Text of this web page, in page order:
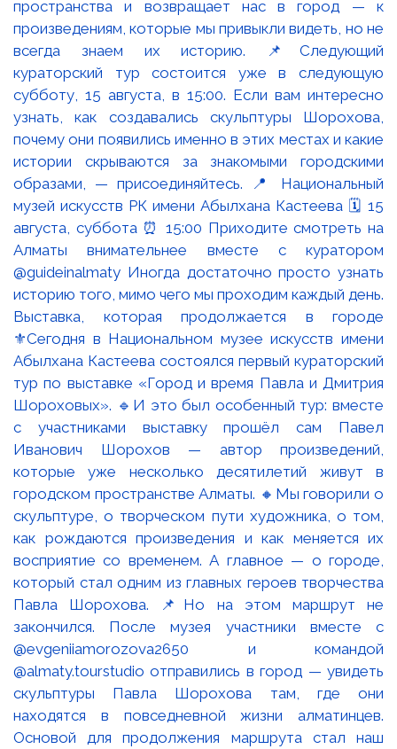
Выставка, которая продолжается в городе
⚜️Сегодня в Национальном музее искусств имени
Абылхана Кастеева состоялся первый кураторский
тур по выставке «Город и время Павла и Дмитрия
Шороховых». 🔹И это был особенный тур: вместе
с участниками выставку прошёл сам Павел
Иванович Шорохов — автор произведений,
которые уже несколько десятилетий живут в
городском пространстве Алматы. 🔸Мы говорили о
скульптуре, о творческом пути художника, о том,
как рождаются произведения и как меняется их
восприятие со временем. А главное — о городе,
который стал одним из главных героев творчества
Павла Шорохова. 📌Но на этом маршрут не
закончился. После музея участники вместе с
@evgeniiamorozova2650 и командой
@almaty.tourstudio отправились в город — увидеть
скульптуры Павла Шорохова там, где они
находятся в повседневной жизни алматинцев.
Основой для продолжения маршрута стал наш